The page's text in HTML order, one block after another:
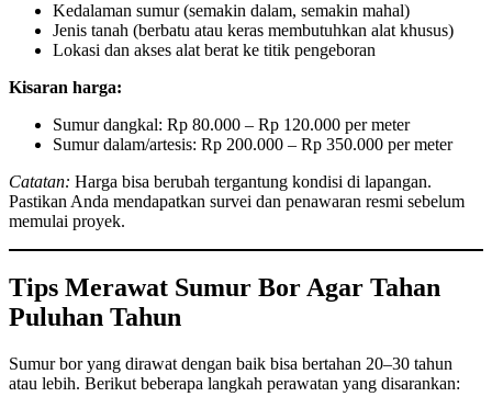
Kedalaman sumur (semakin dalam, semakin mahal)
Jenis tanah (berbatu atau keras membutuhkan alat khusus)
Lokasi dan akses alat berat ke titik pengeboran
Kisaran harga:
Sumur dangkal: Rp 80.000 – Rp 120.000 per meter
Sumur dalam/artesis: Rp 200.000 – Rp 350.000 per meter
Catatan: Harga bisa berubah tergantung kondisi di lapangan.
Pastikan Anda mendapatkan survei dan penawaran resmi sebelum
memulai proyek.
Tips Merawat Sumur Bor Agar Tahan
Puluhan Tahun
Sumur bor yang dirawat dengan baik bisa bertahan 20–30 tahun
atau lebih. Berikut beberapa langkah perawatan yang disarankan: